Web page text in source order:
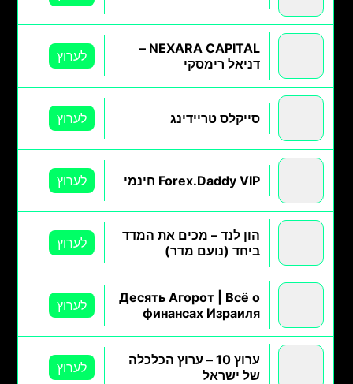
NEXARA CAPITAL –
דניאל רימסקי
לערוץ
סייקלס טריידינג לערוץ
Forex.Daddy VIP חינמי לערוץ
הון לנד – מכים את המדד
ביחד (נועם מדר)
לערוץ
Десять Агорот | Всё о
финансах Израиля
לערוץ
ערוץ 10 – ערוץ הכלכלה
של ישראל
לערוץ